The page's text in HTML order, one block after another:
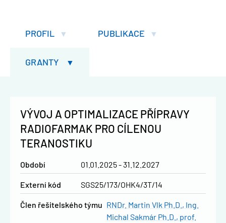
VÝZKUM
FAKULTA
PROFIL PUBLIKACE
GRANTY
VÝVOJ A OPTIMALIZACE PŘÍPRAVY
RADIOFARMAK PRO CÍLENOU
TERANOSTIKU
Období 01.01.2025 - 31.12.2027
Externí kód SGS25/173/OHK4/3T/14
člen řešitelského týmu RNDr. Martin Vlk Ph.D.
Ing.
Michal Sakmár Ph.D.
prof.